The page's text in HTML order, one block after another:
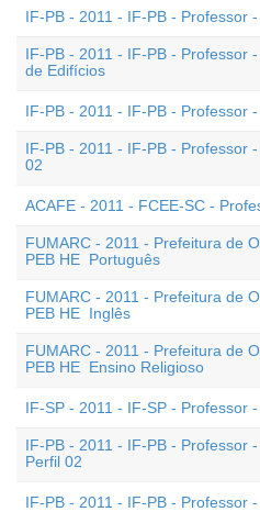
IF-PB - 2011 - IF-PB - Professor
IF-PB - 2011 - IF-PB - Professor
de Edifícios
IF-PB - 2011 - IF-PB - Professor
IF-PB - 2011 - IF-PB - Professor
02
ACAFE - 2011 - FCEE-SC -
FUMARC - 2011 - Prefeitura de
PEB HE  Português
FUMARC - 2011 - Prefeitura de
PEB HE  Inglês
FUMARC - 2011 - Prefeitura de
PEB HE  Ensino Religioso
IF-SP - 2011 - IF-SP - Professor
IF-PB - 2011 - IF-PB - Professor
Perfil 02
IF-PB - 2011 - IF-PB - Professor